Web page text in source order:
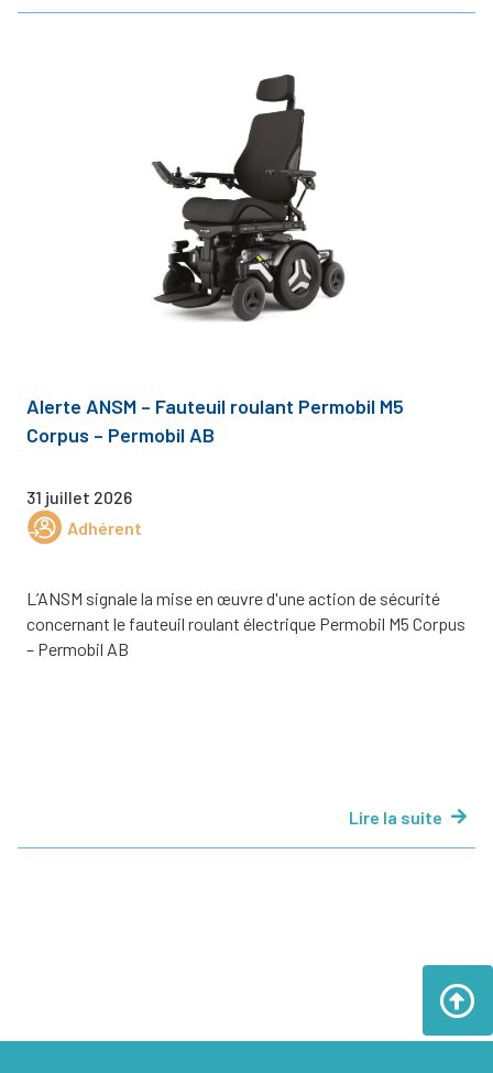
Alerte ANSM – Fauteuil roulant Permobil M5
Corpus – Permobil AB
31 juillet 2026
Adhérent
L’ANSM signale la mise en œuvre d'une action de sécurité
concernant le fauteuil roulant électrique Permobil M5 Corpus
– Permobil AB
Lire la suite